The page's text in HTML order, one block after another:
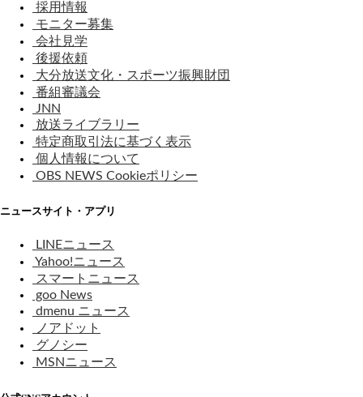
採用情報
モニター募集
会社見学
後援依頼
大分放送文化・スポーツ振興財団
番組審議会
JNN
放送ライブラリー
特定商取引法に基づく表示
個人情報について
OBS NEWS Cookieポリシー
ニュースサイト・アプリ
LINEニュース
Yahoo!ニュース
スマートニュース
goo News
dmenu ニュース
ノアドット
グノシー
MSNニュース